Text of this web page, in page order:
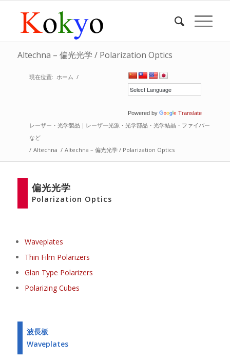
Altechna – 偏光光学 / Polarization Optics
Powered by Translate
現在位置: ホーム /
レーザー・光学製品｜レーザー光源・光学部品・光学結晶・ファイバー
など
/ Altechna / Altechna – 偏光光学 / Polarization Optics
偏光光学
Polarization Optics
Waveplates
Thin Film Polarizers
Glan Type Polarizers
Polarizing Cubes
波長板
Waveplates